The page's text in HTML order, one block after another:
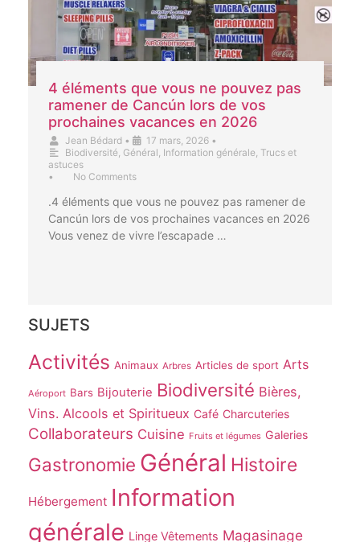
4 éléments que vous ne pouvez pas
ramener de Cancún lors de vos
prochaines vacances en 2026
Jean Bédard • 17 mars, 2026 •
Biodiversité, Général, Information générale, Trucs et
astuces
•
No Comments
.4 éléments que vous ne pouvez pas ramener de
Cancún lors de vos prochaines vacances en 2026
Vous venez de vivre l’escapade …
SUJETS
Activités Animaux Arbres Articles de sport Arts
Aéroport Bars Bijouterie Biodiversité Bières,
Vins. Alcools et Spiritueux Café Charcuteries
Collaborateurs Cuisine Fruits et légumes Galeries
Gastronomie Général Histoire
Hébergement Information
générale Linge Vêtements Magasinage